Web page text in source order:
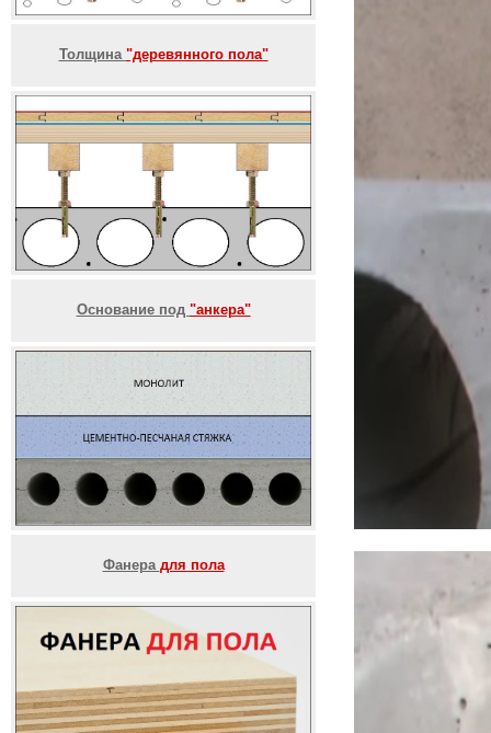
Толщина "деревянного пола"
Основание под "анкера"
Фанера для пола